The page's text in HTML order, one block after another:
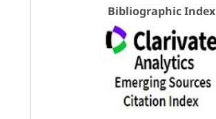
Bibliographic Index